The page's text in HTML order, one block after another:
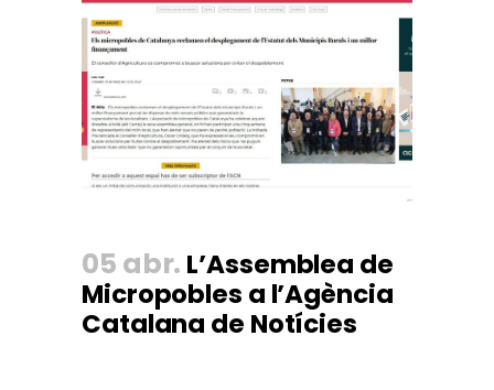
05 abr. L’Assemblea de
Micropobles a l’Agència
Catalana de Notícies